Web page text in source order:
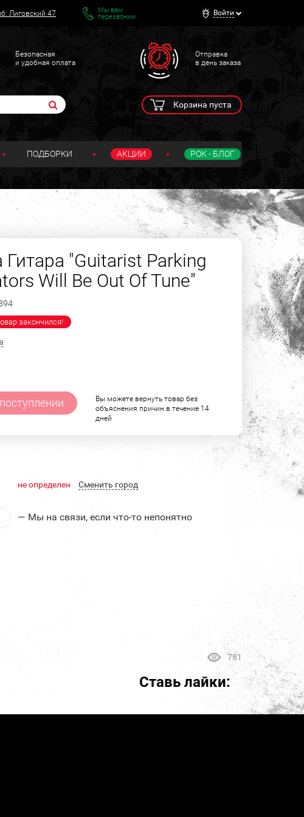
Лиговский 47
Мы вам
перезвоним
Войти
Безопасная
и удобная оплата
Отправка
в день заказа
Корзина пуста
ПОДБОРКИ АКЦИИ РОК - БЛОГ
Гитара "Guitarist Parking
Will Be Out Of Tune"
закончился!
Вы можете вернуть товар без
объяснения причин в течение 14
дней
не определен Cменить город
— Мы на связи, если что-то непонятно
781
Ставь лайки: